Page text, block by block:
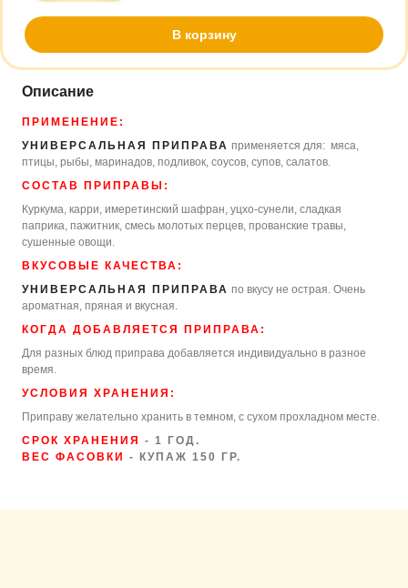
В корзину
Описание
ПРИМЕНЕНИЕ:
УНИВЕРСАЛЬНАЯ ПРИПРАВА применяется для: мяса,
птицы, рыбы, маринадов, подливок, соусов, супов, салатов.
СОСТАВ ПРИПРАВЫ:
Куркума, карри, имеретинский шафран, уцхо-сунели, сладкая
паприка, пажитник, смесь молотых перцев, прованские травы,
сушенные овощи.
ВКУСОВЫЕ КАЧЕСТВА:
УНИВЕРСАЛЬНАЯ ПРИПРАВА по вкусу не острая. Очень
ароматная, пряная и вкусная.
КОГДА ДОБАВЛЯЕТСЯ ПРИПРАВА:
Для разных блюд приправа добавляется индивидуально в разное
время.
УСЛОВИЯ ХРАНЕНИЯ:
Приправу желательно хранить в темном, с сухом прохладном месте.
СРОК ХРАНЕНИЯ
- 1 ГОД.
ВЕС ФАСОВКИ
- КУПАЖ 150 ГР.